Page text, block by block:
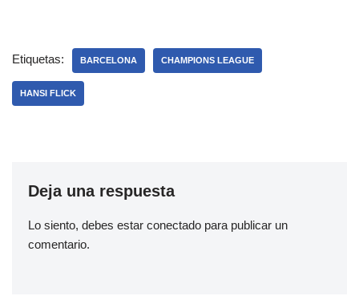
Etiquetas: BARCELONA CHAMPIONS LEAGUE
HANSI FLICK
Deja una respuesta
Lo siento, debes estar conectado para publicar un
comentario.